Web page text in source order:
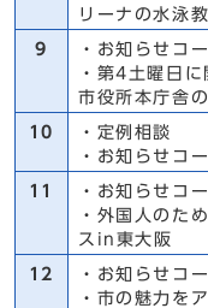
リーナの水泳
9
・お知らせコ
・第4土曜日
市役所本庁舎
10
・定例相談
・お知らせコ
11
・お知らせコ
・外国人のた
スin東大阪
12
・お知らせコ
・市の魅力を